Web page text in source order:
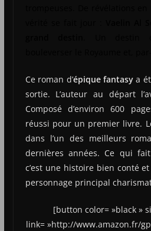
Ce roman d’épique fantasya
sortie. L’auteur au départ
Composé d’environ 600
réussi pour un premier livre.
dans l’un des meilleurs
dernières années. Ce qui
c’est une histoire bien conté
personnage principal
[button color= »black »
link= »http://www.amazon.fr/